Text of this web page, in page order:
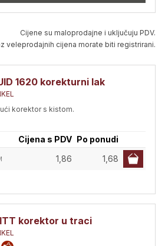
Cijene su maloprodajne i uključuju PDV.
veleprodajnih cijena morate biti registrirani.
1620 korekturni lak
korektor s kistom.
Cijena s PDV Po ponudi
1,86 1,68
korektor u traci